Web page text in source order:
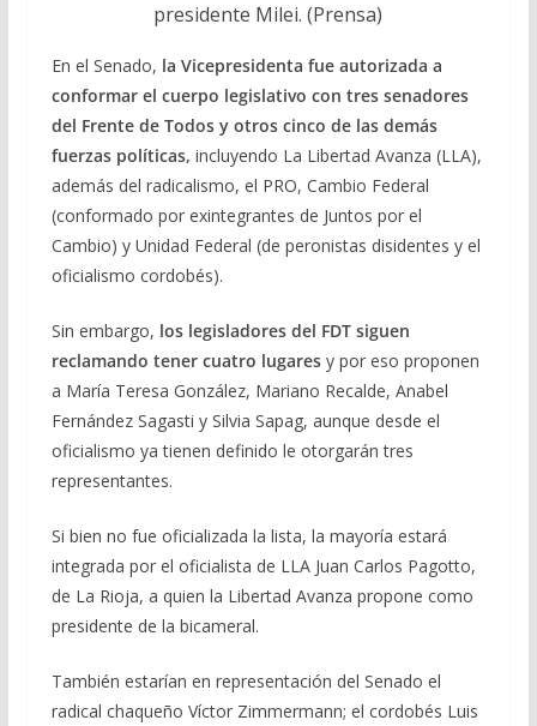
presidente Milei. (Prensa)
En el Senado, la Vicepresidenta fue autorizada a
conformar el cuerpo legislativo con tres senadores
del Frente de Todos y otros cinco de las demás
fuerzas políticas, incluyendo La Libertad Avanza (LLA),
además del radicalismo, el PRO, Cambio Federal
(conformado por exintegrantes de Juntos por el
Cambio) y Unidad Federal (de peronistas disidentes y el
oficialismo cordobés).
Sin embargo, los legisladores del FDT siguen
reclamando tener cuatro lugaresy por eso proponen
a María Teresa González, Mariano Recalde, Anabel
Fernández Sagasti y Silvia Sapag, aunque desde el
oficialismo ya tienen definido le otorgarán tres
representantes.
Si bien no fue oficializada la lista, la mayoría estará
integrada por el oficialista de LLA Juan Carlos Pagotto,
de La Rioja, a quien la Libertad Avanza propone como
presidente de la bicameral.
También estarían en representación del Senado el
radical chaqueño Víctor Zimmermann; el cordobés Luis